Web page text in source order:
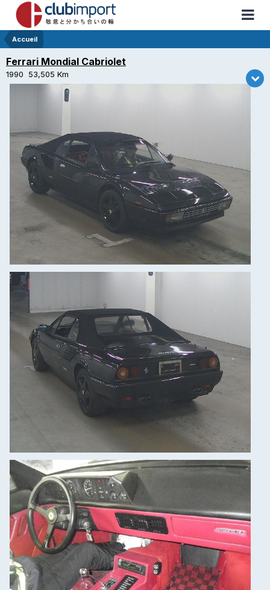
Accueil
Ferrari Mondial Cabriolet
1990 53,505 Km